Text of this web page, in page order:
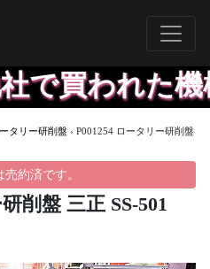
れた機械
タリー研削盤 › P001254 ロータリー研削盤
売約済です。
削盤 三正 SS-501